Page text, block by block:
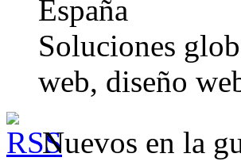
España
Soluciones
web, diseño
Nuevos en la